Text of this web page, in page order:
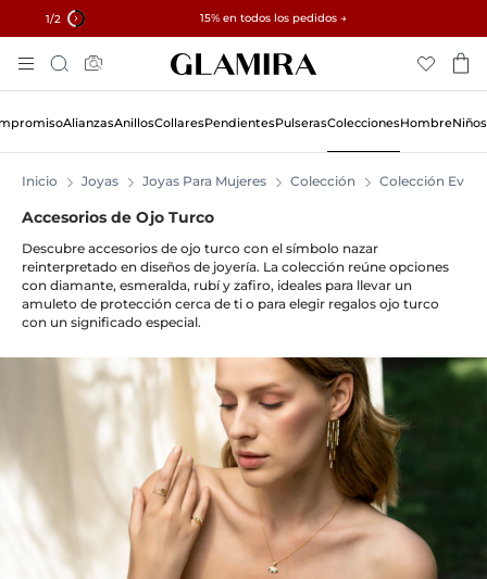
1/2 15% en todos los pedidos →
✓ Devoluciones en 60 días ✓ Redimensionamiento gratuito
To
Content
Búsqueda
AlianzasAnillosCollaresPendientesPulserasColeccionesHombreNiños
Inicio Joyas Joyas Para Mujeres Colección Colección Evil
Accesorios de Ojo Turco
Descubre accesorios de ojo turco con el símbolo nazar
reinterpretado en diseños de joyería. La colección reúne opciones
con diamante, esmeralda, rubí y zafiro, ideales para llevar un
amuleto de protección cerca de ti o para elegir regalos ojo turco
con un significado especial.